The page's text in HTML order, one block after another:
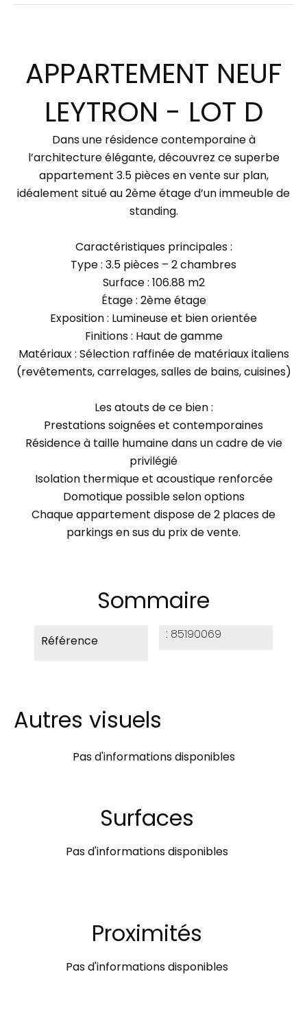
APPARTEMENT NEUF
LEYTRON - LOT D
Dans une résidence contemporaine à
l’architecture élégante, découvrez ce superbe
appartement 3.5 pièces en vente sur plan,
idéalement situé au 2ème étage d’un immeuble de
standing.
Caractéristiques principales :
Type : 3.5 pièces – 2 chambres
Surface : 106.88 m2
Étage : 2ème étage
Exposition : Lumineuse et bien orientée
Finitions : Haut de gamme
Matériaux : Sélection raffinée de matériaux italiens
(revêtements, carrelages, salles de bains, cuisines)
Les atouts de ce bien :
Prestations soignées et contemporaines
Résidence à taille humaine dans un cadre de vie
privilégié
Isolation thermique et acoustique renforcée
Domotique possible selon options
Chaque appartement dispose de 2 places de
parkings en sus du prix de vente.
Sommaire
Référence 85190069
Autres visuels
Pas d'informations disponibles
Surfaces
Pas d'informations disponibles
Proximités
Pas d'informations disponibles